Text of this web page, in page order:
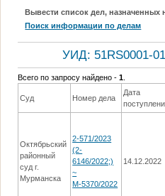
Вывести список дел, назначенных
Поиск информации по делам
УИД: 51RS0001-
Всего по запросу найдено -1
Суд Номер дела
Дата
Октябрьский
районный
суд г.
Мурманска
2-571/2023
(2-
6146/2022;)
~
М-5370/2022
14.12.2022